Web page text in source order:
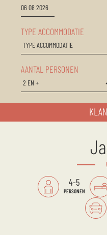
TYPE ACCOMMODATIE
AANTAL PERSONEN
4-5
PERSONEN